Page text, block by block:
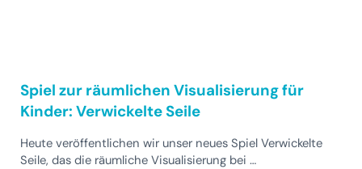
Spiel zur räumlichen Visualisierung für
Kinder: Verwickelte Seile
Heute veröffentlichen wir unser neues Spiel Verwickelte
Seile, das die räumliche Visualisierung bei …